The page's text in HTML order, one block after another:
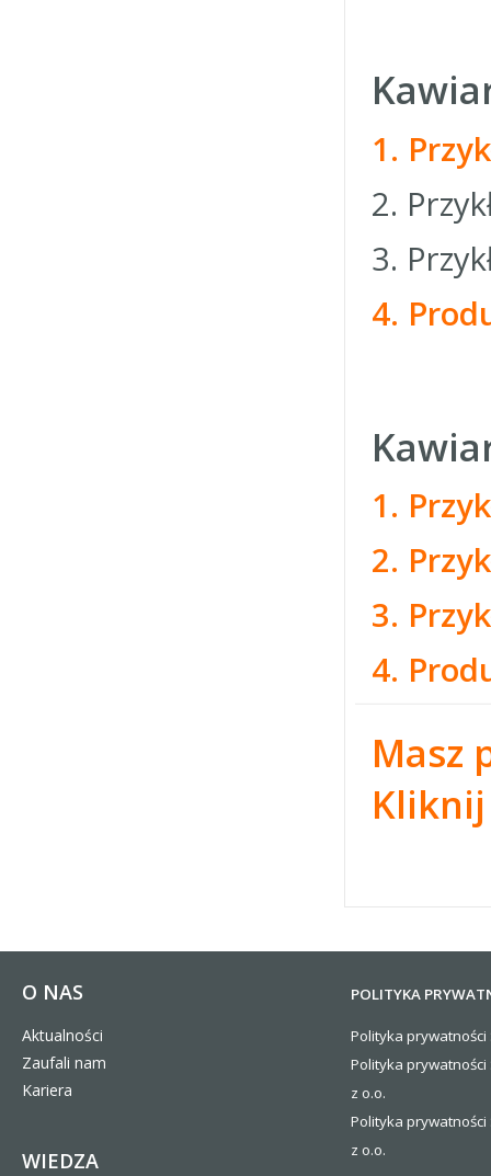
1.
2.
3.
4.
1.
2.
3.
4.
Masz
O NAS
Aktualności
Zaufali nam
Kariera
WIEDZA
POLITYKA
Polityka prywatności
Polityka
z o.o.
Polityka
z o.o.